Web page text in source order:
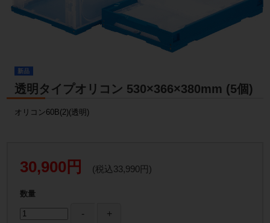
新品
透明タイプオリコン 530×366×380mm (5個)
オリコン60B(2)(透明)
30,900円 (税込33,990円)
数量